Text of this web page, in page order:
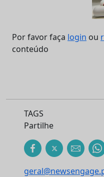
Por favor faça login ou
conteúdo
TAGS
Partilhe